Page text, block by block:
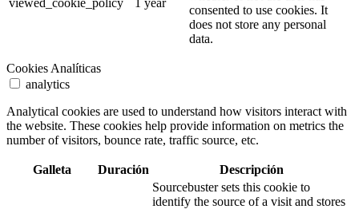
viewed_cookie_policy 1 year
consented to use cookies. It
does not store any personal
data.
Cookies Analíticas
analytics
Analytical cookies are used to understand how visitors interact with
the website. These cookies help provide information on metrics the
number of visitors, bounce rate, traffic source, etc.
Galleta Duración
Descripción
Sourcebuster sets this cookie to
identify the source of a visit and stores